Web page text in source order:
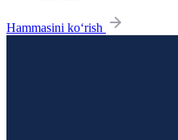
Hammasini ko‘rish